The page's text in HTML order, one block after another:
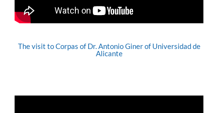
The visit to Corpas of Dr. Antonio Giner of Universidad de
Alicante